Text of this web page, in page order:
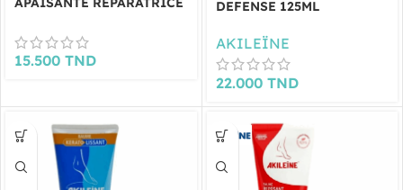
15.500 TND
DEFENSE 125ML
AKILEÏNE
22.000 TND